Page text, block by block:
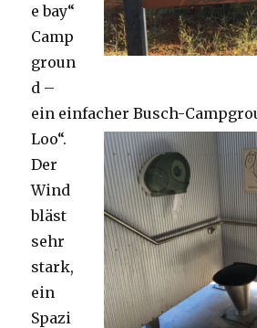
e bay“
Camp
groun
d –
ein einfacher Busch-
Loo“.
Der
Wind
bläst
sehr
stark,
ein
Spazi